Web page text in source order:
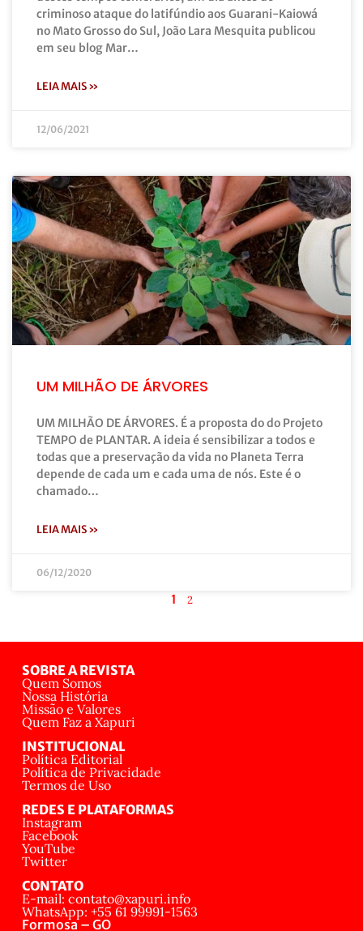
criminoso ataque do latifúndio aos Guarani-Kaiowá
no Mato Grosso do Sul, João Lara Mesquita publicou
em seu blog Mar…
LEIA MAIS »
12/06/2021
UM MILHÃO DE ÁRVORES
UM MILHÃO DE ÁRVORES. É a proposta do do Projeto
TEMPO de PLANTAR. A ideia é sensibilizar a todos e
todas que a preservação da vida no Planeta Terra
depende de cada um e cada uma de nós. Este é o
chamado…
LEIA MAIS »
06/12/2020
1 2
SOBRE A REVISTA
Quem Somos
Nossa História
Missão e Valores
Quem Faz a Xapuri
INSTITUCIONAL
Política Editorial
Política de Privacidade
Termos de Uso
REDES E PLATAFORMAS
Instagram
Facebook
YouTube
Twitter
CONTATO
E-mail: contato@xapuri.info
WhatsApp: +55 61 99991-1563
Formosa – GO